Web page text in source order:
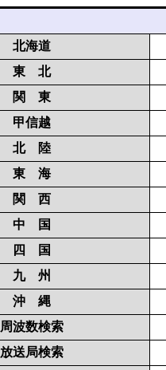
北海道
東 北
関 東
甲信越
北 陸
東 海
関 西
中 国
四 国
九 州
沖 縄
周波数検索
放送局検索